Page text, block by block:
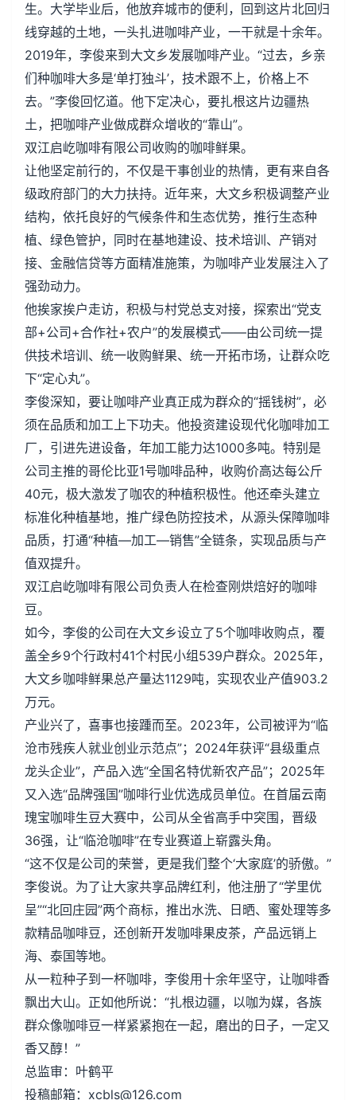
生。大学毕业后，他放弃城市的便利，回到这片北回归
线穿越的土地，一头扎进咖啡产业，一干就是十余年。
2019年，李俊来到大文乡发展咖啡产业。“过去，乡亲
们种咖啡大多是‘单打独斗’，技术跟不上，价格上不
去。”李俊回忆道。他下定决心，要扎根这片边疆热
土，把咖啡产业做成群众增收的“靠山”。
双江启屹咖啡有限公司收购的咖啡鲜果。
让他坚定前行的，不仅是干事创业的热情，更有来自各
级政府部门的大力扶持。近年来，大文乡积极调整产业
结构，依托良好的气候条件和生态优势，推行生态种
植、绿色管护，同时在基地建设、技术培训、产销对
接、金融信贷等方面精准施策，为咖啡产业发展注入了
强劲动力。
他挨家挨户走访，积极与村党总支对接，探索出“党支
部+公司+合作社+农户”的发展模式——由公司统一提
供技术培训、统一收购鲜果、统一开拓市场，让群众吃
下“定心丸”。
李俊深知，要让咖啡产业真正成为群众的“摇钱树”，必
须在品质和加工上下功夫。他投资建设现代化咖啡加工
厂，引进先进设备，年加工能力达1000多吨。特别是
公司主推的哥伦比亚1号咖啡品种，收购价高达每公斤
40元，极大激发了咖农的种植积极性。他还牵头建立
标准化种植基地，推广绿色防控技术，从源头保障咖啡
品质，打通“种植—加工—销售”全链条，实现品质与产
值双提升。
双江启屹咖啡有限公司负责人在检查刚烘焙好的咖啡
豆。
如今，李俊的公司在大文乡设立了5个咖啡收购点，覆
盖全乡9个行政村41个村民小组539户群众。2025年，
大文乡咖啡鲜果总产量达1129吨，实现农业产值903.2
万元。
产业兴了，喜事也接踵而至。2023年，公司被评为“临
沧市残疾人就业创业示范点”；2024年获评“县级重点
龙头企业”，产品入选“全国名特优新农产品”；2025年
又入选“品牌强国”咖啡行业优选成员单位。在首届云南
瑰宝咖啡生豆大赛中，公司从全省高手中突围，晋级
36强，让“临沧咖啡”在专业赛道上崭露头角。
“这不仅是公司的荣誉，更是我们整个‘大家庭’的骄傲。”
李俊说。为了让大家共享品牌红利，他注册了“学里优
呈”“北回庄园”两个商标，推出水洗、日晒、蜜处理等多
款精品咖啡豆，还创新开发咖啡果皮茶，产品远销上
海、泰国等地。
从一粒种子到一杯咖啡，李俊用十余年坚守，让咖啡香
飘出大山。正如他所说：“扎根边疆，以咖为媒，各族
群众像咖啡豆一样紧紧抱在一起，磨出的日子，一定又
香又醇！”
总监审：叶鹤平
投稿邮箱：xcbls@126.com